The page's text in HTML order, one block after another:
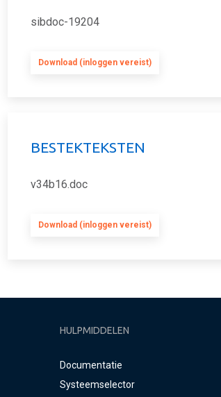
sibdoc-19204
Download (inloggen vereist)
BESTEKTEKSTEN
v34b16.doc
Download (inloggen vereist)
HULPMIDDELEN
Documentatie
Systeemselector